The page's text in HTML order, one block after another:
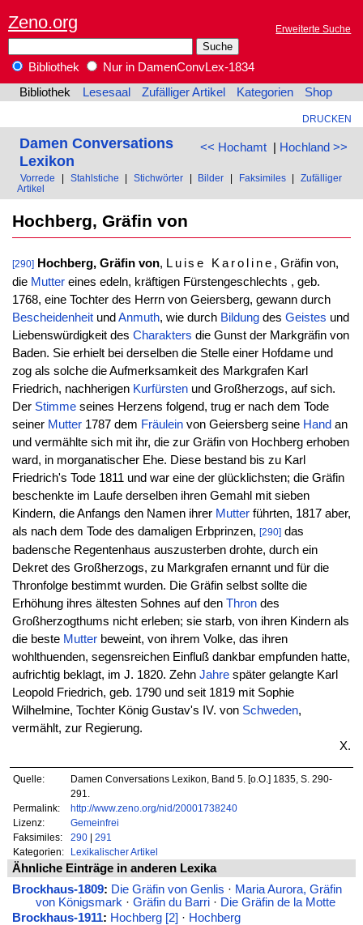
Zeno.org Erweiterte Suche
Bibliothek
Nur in DamenConvLex-1834
Bibliothek
Lesesaal Zufälliger Artikel Kategorien Shop
DRUCKEN
<< Hochamt| Hochland >>
Damen Conversations
Lexikon
Vorrede Stahlstiche Stichwörter Bilder Faksimiles
Zufälliger
Artikel
Hochberg, Gräfin von
[290] Hochberg, Gräfin von, Luise Karoline , Gräfin von,
die Muttereines edeln, kräftigen Fürstengeschlechts , geb.
1768, eine Tochter des Herrn von Geiersberg, gewann durch
Bescheidenheitund Anmuth, wie durch Bildungdes Geistes und
Liebenswürdigkeit des Charakters die Gunst der Markgräfin von
Baden. Sie erhielt bei derselben die Stelle einer Hofdame und
zog als solche die Aufmerksamkeit des Markgrafen Karl
Friedrich, nachherigen Kurfürstenund Großherzogs, auf sich.
Der Stimmeseines Herzens folgend, trug er nach dem Tode
seiner Mutter1787 dem Fräuleinvon Geiersberg seine Hand an
und vermählte sich mit ihr, die zur Gräfin von Hochberg erhoben
ward, in morganatischer Ehe. Diese bestand bis zu Karl
Friedrich's Tode 1811 und war eine der glücklichsten; die Gräfin
beschenkte im Laufe derselben ihren Gemahl mit sieben
Kindern, die Anfangs den Namen ihrer Mutterführten, 1817 aber,
als nach dem Tode des damaligen Erbprinzen, [290]das
badensche Regentenhaus auszusterben drohte, durch ein
Dekret des Großherzogs, zu Markgrafen ernannt und für die
Thronfolge bestimmt wurden. Die Gräfin selbst sollte die
Erhöhung ihres ältesten Sohnes auf den Throndes
Großherzogthums nicht erleben; sie starb, von ihren Kindern als
die beste Mutterbeweint, von ihrem Volke, das ihren
wohlthuenden, segensreichen Einfluß dankbar empfunden hatte,
aufrichtig beklagt, im J. 1820. Zehn Jahrespäter gelangte Karl
Leopold Friedrich, geb. 1790 und seit 1819 mit Sophie
Wilhelmine, Tochter König Gustav's IV. von Schweden,
vermählt, zur Regierung.
X.
Quelle:
Damen Conversations Lexikon, Band 5. [o.O.] 1835, S. 290-
291.
Permalink:
http://www.zeno.org/nid/20001738240
Lizenz:
Gemeinfrei
Faksimiles:
290| 291
Kategorien:
Lexikalischer Artikel
Ähnliche Einträge in anderen Lexika
Brockhaus-1809: Die Gräfin von Genlis · Maria Aurora, Gräfin
von Königsmark · Gräfin du Barri· Die Gräfin de la Motte
Brockhaus-1911: Hochberg [2] · Hochberg